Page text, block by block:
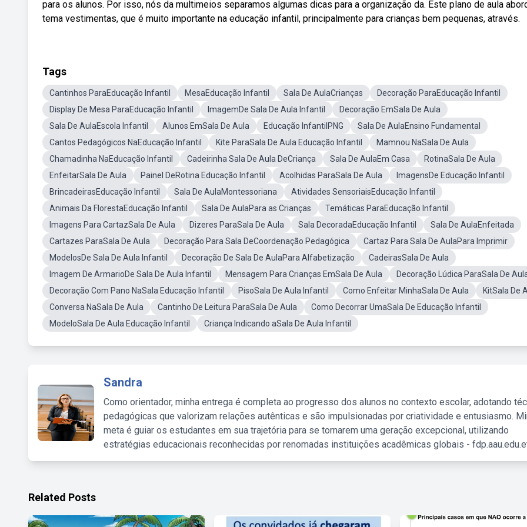
para os alunos. Por isso, nós da multimeios separamos algumas dicas para a organização da. Este plano de aula
tema vestimentas, que é muito importante na educação infantil, principalmente para crianças bem pequenas, através.
Tags
Cantinhos ParaEducação Infantil MesaEducação Infantil Sala De AulaCrianças
Decoração ParaEducação Infantil
Display De Mesa ParaEducação Infantil
ImagemDe Sala De Aula Infantil
Decoração EmSala De Aula
Sala De AulaEscola Infantil
Alunos EmSala De Aula Educação InfantilPNG
Sala De AulaEnsino Fundamental
Cantos Pedagógicos NaEducação Infantil
Kite ParaSala De Aula Educação Infantil
Mamnou NaSala De Aula
Chamadinha NaEducação Infantil
Cadeirinha Sala De Aula DeCriança Sala De AulaEm Casa
RotinaSala De Aula
EnfeitarSala De Aula
Painel DeRotina Educação Infantil Acolhidas ParaSala De Aula
ImagensDe Educação Infantil
BrincadeirasEducação Infantil
Sala De AulaMontessoriana
Atividades SensoriaisEducação Infantil
Animais Da FlorestaEducação Infantil
Sala De AulaPara as Crianças
Temáticas ParaEducação Infantil
Imagens Para CartazSala De Aula
Dizeres ParaSala De Aula Sala DecoradaEducação Infantil
Sala De AulaEnfeitada
Cartazes ParaSala De Aula
Decoração Para Sala DeCoordenação Pedagógica
Cartaz Para Sala De AulaPara Imprimir
ModelosDe Sala De Aula Infantil
Decoração De Sala De AulaPara Alfabetização
CadeirasSala De Aula
Imagem De ArmarioDe Sala De Aula Infantil
Mensagem Para Crianças EmSala De Aula
Decoração Lúdica ParaSala De
Decoração Com Pano NaSala Educação Infantil
PisoSala De Aula Infantil Como Enfeitar MinhaSala De Aula
KitSala De
Conversa NaSala De Aula
Cantinho De Leitura ParaSala De Aula
Como Decorrar UmaSala De Educação Infantil
ModeloSala De Aula Educação Infantil
Criança Indicando aSala De Aula Infantil
Sandra
Como orientador, minha entrega é completa ao progresso dos alunos no contexto escolar, adotando
pedagógicas que valorizam relações autênticas e são impulsionadas por criatividade e entusiasmo.
meta é guiar os estudantes em sua trajetória para se tornarem uma geração excepcional, utilizando
estratégias educacionais reconhecidas por renomadas instituições acadêmicas globais -
Related Posts